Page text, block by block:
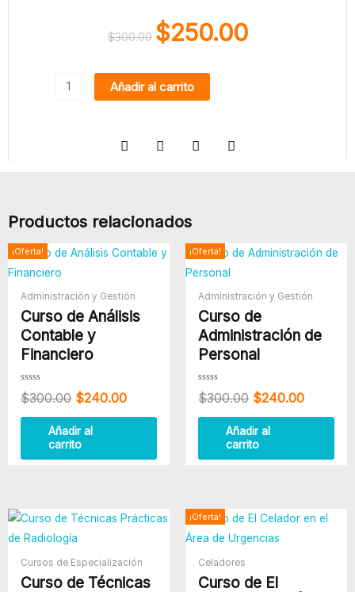
$300.00
El
original
$250.00
Instrumentos
Cobro
y
Pago
cantidad
Añadir al carrito
Productos relacionados
¡Oferta!
Administración y Gestión
Curso de Análisis
Contable y
Financiero
Valorado
con
de
$300.00
El
era:
$300.00.
$240.00
El
es:
$240.00.
Añadir al
carrito
¡Oferta!
Administración y Gestión
Curso de
Administración de
Personal
Valorado
con
de
$300.00
El
era:
$300.00.
$240.00
El
es:
Añadir al
carrito
Cursos de Especialización
Curso de Técnicas
¡Oferta!
Celadores
Curso de El
El
precio
$400.00.
El